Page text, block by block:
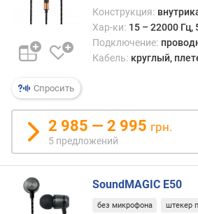
ж
е
и
м
п
е
д
Спросить
Конструкция:
Хар-ки: 15 – 22000 Гц,
Подключение:
Кабель: круглый,
2 985 — 2 995 грн.
5 предложений
SoundMAGIC E50
без микрофона штекер